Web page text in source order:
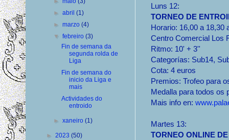
Luns 12:
TORNEO DE
Horario: 16,00 a 18,30
Centro Comercial Los
Ritmo: 10' + 3''
Categorías: Sub14,
Cota: 4 euros
Premios: Trofeo para
Medalla para todos os
Mais info en:
Martes 13:
TORNEO ONLINE
►abril(1)
►marzo(4)
▼febreiro(3)
Fin de semana da
segunda rolda de
Liga
Fin de semana do
inicio da Liga e
mais
Actividades do
entroido
►xaneiro(1)
► 2023 (50)